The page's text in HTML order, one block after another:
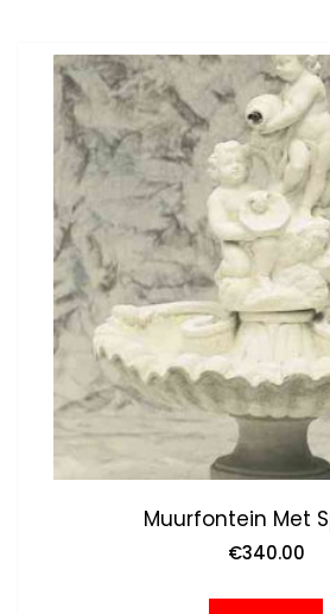
Muurfontein Met
€340.00